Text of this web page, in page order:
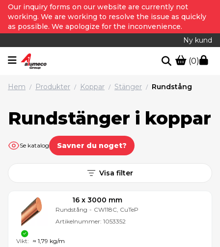
Our inquiry forms on our website are currently not
working. We are working to resolve the issue as quickly
as possible. We apologize for the inconvenience.
Ny kund
(0)
Hem / Produkter / Koppar / Stänger / Rundstång
Rundstänger i koppar
Se katalog Savner du noget?
Visa filter
16 x 3000 mm
Rundstång - CW118C, CuTeP
Artikelnummer: 1053352
Vikt: ≈ 1,79 kg/m